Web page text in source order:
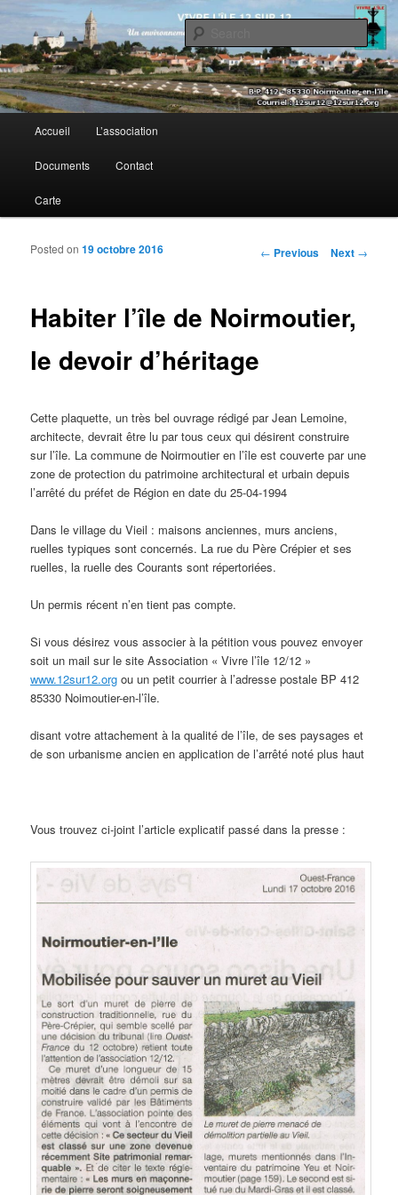
Vivre l’île 12 sur 12
Skip to primary content
Skip to secondary content
Accueil L’association
Documents Contact
Carte
Post navigation
← Previous Next →
Habiter l’île de Noirmoutier,
le devoir d’héritage
Posted on19 octobre 2016
Cette plaquette, un très bel ouvrage rédigé par Jean Lemoine,
architecte, devrait être lu par tous ceux qui désirent construire
sur l’île. La commune de Noirmoutier en l’île est couverte par une
zone de protection du patrimoine architectural et urbain depuis
l’arrêté du préfet de Région en date du 25-04-1994
Dans le village du Vieil : maisons anciennes, murs anciens,
ruelles typiques sont concernés. La rue du Père Crépier et ses
ruelles, la ruelle des Courants sont répertoriées.
Un permis récent n’en tient pas compte.
Si vous désirez vous associer à la pétition vous pouvez envoyer
soit un mail sur le site Association « Vivre l’île 12/12 »
www.12sur12.org ou un petit courrier à l’adresse postale BP 412
85330 Noimoutier-en-l’île.
disant votre attachement à la qualité de l’île, de ses paysages et
de son urbanisme ancien en application de l’arrêté noté plus haut
Vous trouvez ci-joint l’article explicatif passé dans la presse :